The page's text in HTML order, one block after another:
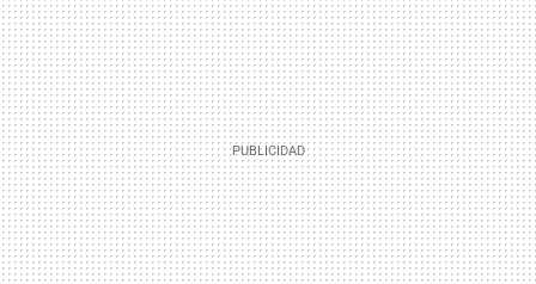
MAIL